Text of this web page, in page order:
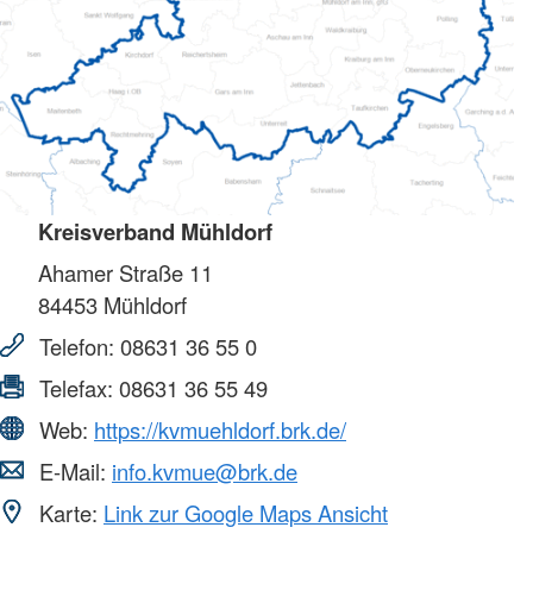
Kreisverband Mühldorf
Ahamer Straße 11
84453 Mühldorf
Telefon: 08631 36 55 0
Telefax: 08631 36 55 49
Web: https://kvmuehldorf.brk.de/
E-Mail: info.kvmue@brk.de
Karte: Link zur Google Maps Ansicht